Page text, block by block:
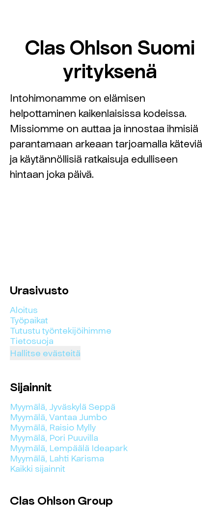
Clas Ohlson Suomi
yrityksenä
Intohimonamme on elämisen
helpottaminen kaikenlaisissa kodeissa.
Missiomme on auttaa ja innostaa ihmisiä
parantamaan arkeaan tarjoamalla käteviä
ja käytännöllisiä ratkaisuja edulliseen
hintaan joka päivä.
Urasivusto
Aloitus
Työpaikat
Tutustu työntekijöihimme
Tietosuoja
Hallitse evästeitä
Sijainnit
Myymälä, Jyväskylä Seppä
Myymälä, Vantaa Jumbo
Myymälä, Raisio Mylly
Myymälä, Pori Puuvilla
Myymälä, Lempäälä Ideapark
Myymälä, Lahti Karisma
Kaikki sijainnit
Clas Ohlson Group